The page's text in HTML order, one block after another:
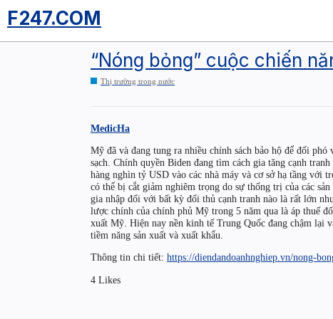
F247.COM
“Nóng bỏng” cuộc chiến
Thị trường trong nước
MedicHa
Mỹ đã và đang tung ra nhiều chính sách bảo hộ để đối
sạch. Chính quyền Biden đang tìm cách gia tăng cạnh
hàng nghìn tỷ USD vào các nhà máy và cơ sở hạ tầng với
có thể bị cắt giảm nghiêm trọng do sự thống trị của các
gia nhập đối với bất kỳ đối thủ cạnh tranh nào là rất lớn
lược chính của chính phủ Mỹ trong 5 năm qua là áp thuế
xuất Mỹ. Hiện nay nền kinh tế Trung Quốc đang chậm lại
tiềm năng sản xuất và xuất khẩu.
Thông tin chi tiết: https://diendandoanhnghiep.vn/nong-
4 Likes